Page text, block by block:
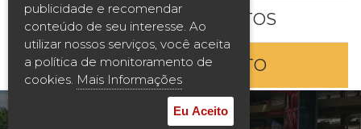
Vestibular
2ª Graduação
Transferência
BOLSAS E DESCONTOS
ENTRE EM CONTATO
publicidade e recomendar
conteúdo de seu interesse. Ao
utilizar nossos serviços, você aceita
a política de monitoramento de
cookies. Mais Informações
Eu Aceito